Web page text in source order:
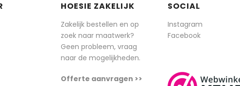
HOESIE ZAKELIJK
Zakelijk bestellen en op
zoek naar maatwerk?
Geen probleem, vraag
naar de mogelijkheden.
Offerte aanvragen >>
SOCIAL
Instagram
Facebook